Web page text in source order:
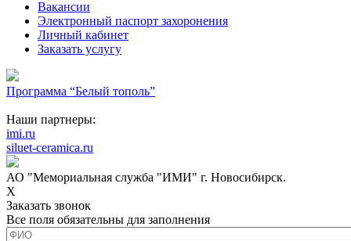
Вакансии
Электронный паспорт захоронения
Личный кабинет
Заказать услугу
Программа “Белый тополь”
Наши партнеры:
imi.ru
siluet-ceramica.ru
АО "Мемориальная служба "ИМИ" г. Новосибирск.
X
Заказать звонок
Все поля обязательны для заполнения
ФИО